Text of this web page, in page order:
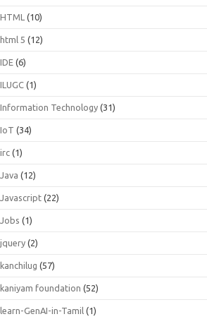
HTML (10)
html 5 (12)
IDE (6)
ILUGC (1)
Information Technology (31)
IoT (34)
irc (1)
Java (12)
Javascript (22)
Jobs (1)
jquery (2)
kanchilug (57)
kaniyam foundation (52)
learn-GenAI-in-Tamil (1)